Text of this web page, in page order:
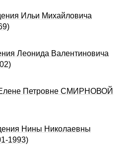
Ильи Михайловича
Леонида Валентиновича
Елене Петровне СМИРНОВОЙ
Нины Николаевны
1993)